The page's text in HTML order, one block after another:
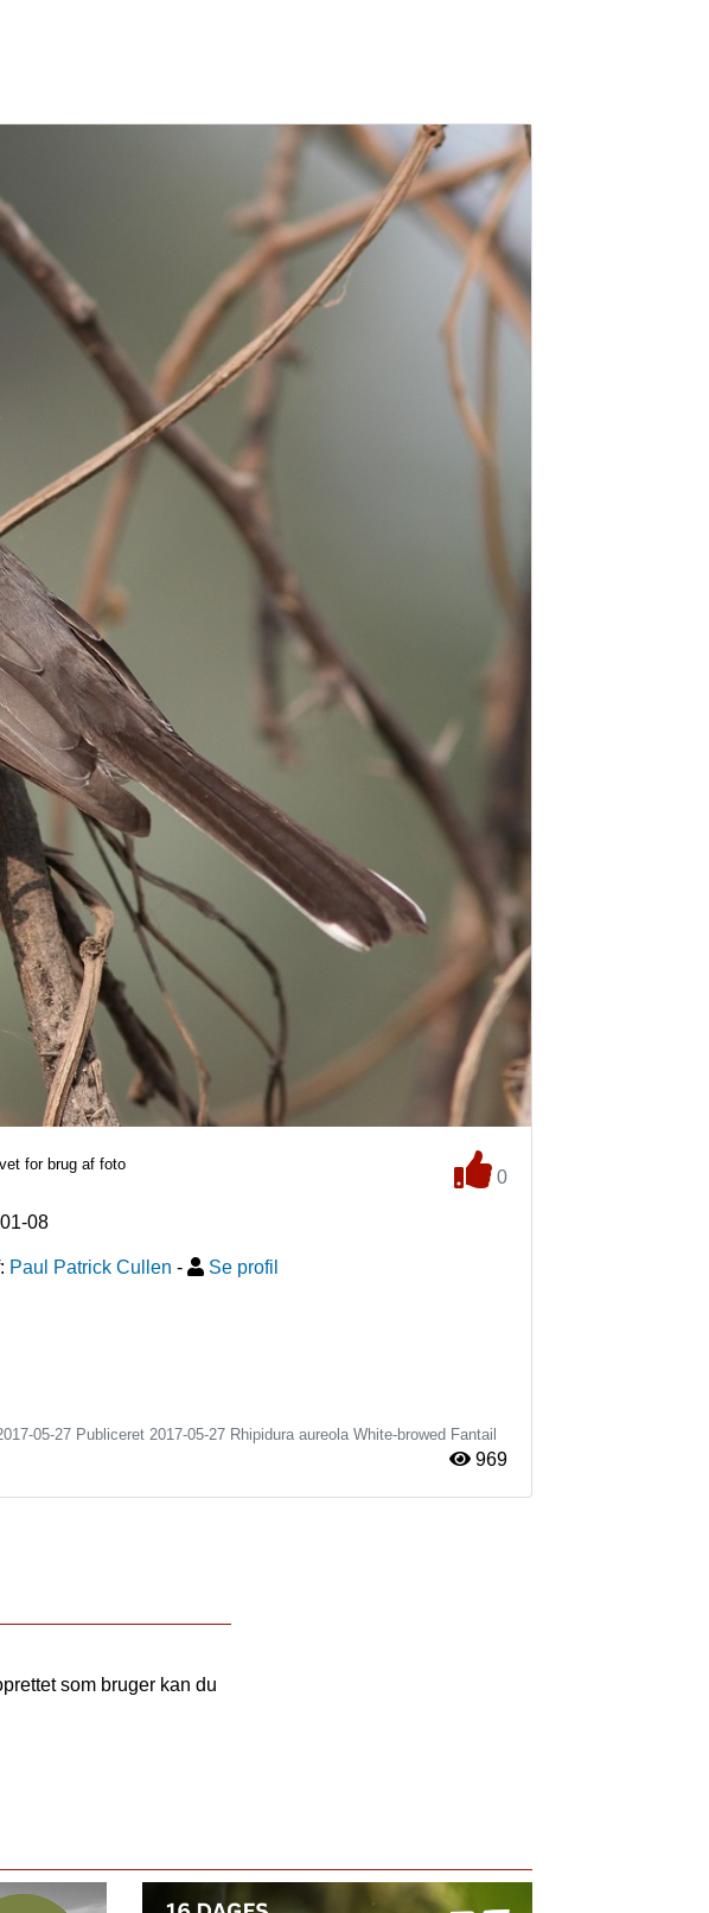
for brug af foto
0
08
Paul Patrick Cullen - Se profil
05-27 Publiceret 2017-05-27 Rhipidura aureola White-browed Fantail
969
som bruger kan du